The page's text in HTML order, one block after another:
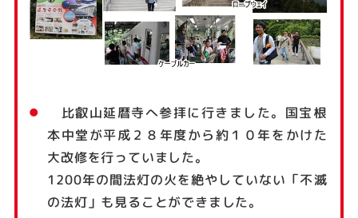
比叡山延暦寺へ参拝に行きました。国宝根
本中堂が平成２８年度から約１０年をかけた
大改修を行っていました。
1200年の間法灯の火を絶やしていない「不滅
の法灯」も見ることができました。